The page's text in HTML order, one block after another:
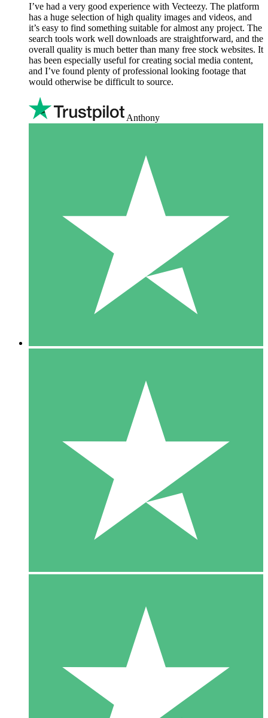
I’ve had a very good experience with Vecteezy. The platform
has a huge selection of high quality images and videos, and
it’s easy to find something suitable for almost any project. The
search tools work well downloads are straightforward, and the
overall quality is much better than many free stock websites. It
has been especially useful for creating social media content,
and I’ve found plenty of professional looking footage that
would otherwise be difficult to source.
Anthony